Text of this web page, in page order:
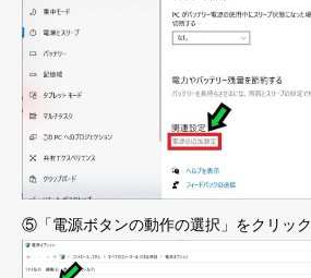
⑤「電源ボタンの動作の選択」をクリック